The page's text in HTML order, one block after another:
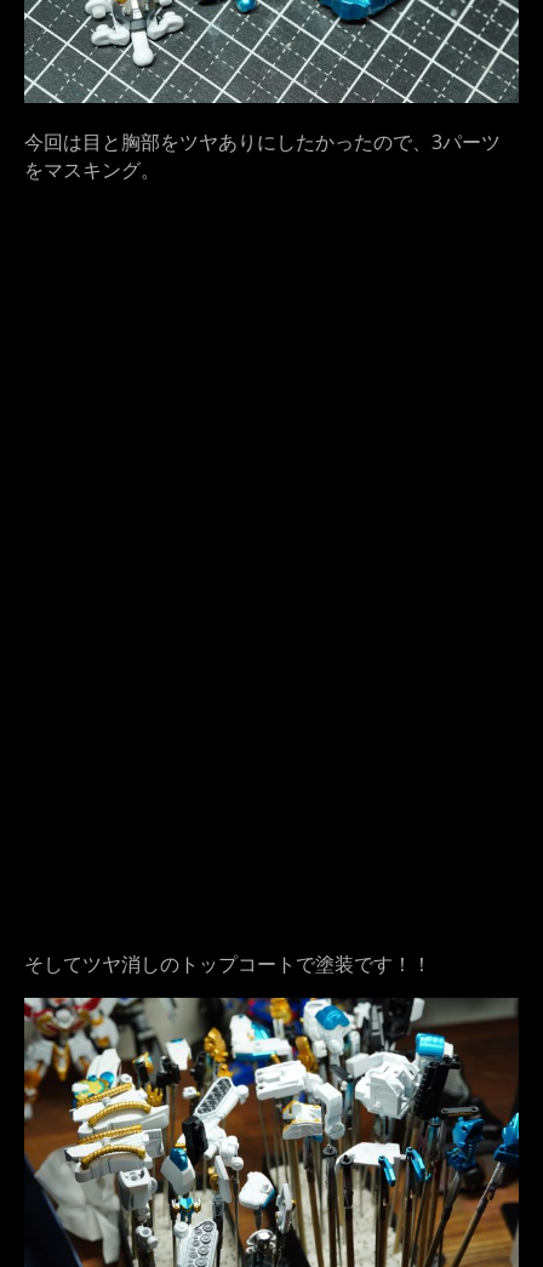
今回は目と胸部をツヤありにしたかったので、3パーツ
をマスキング。
そしてツヤ消しのトップコートで塗装です！！